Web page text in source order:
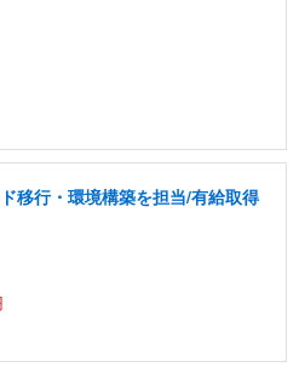
移行・環境構築を担当/有給取得